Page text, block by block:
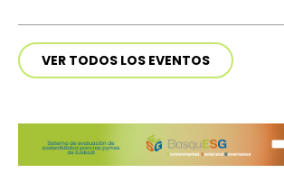
VER TODOS LOS EVENTOS